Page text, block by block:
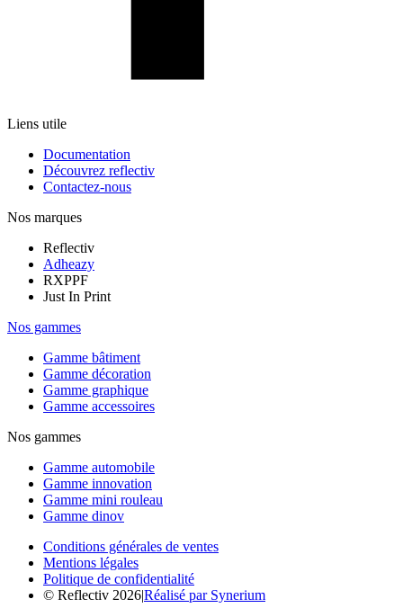
Liens utile
Documentation
Découvrez reflectiv
Contactez-nous
Nos marques
Reflectiv
Adheazy
RXPPF
Just In Print
Nos gammes
Gamme bâtiment
Gamme décoration
Gamme graphique
Gamme accessoires
Nos gammes
Gamme automobile
Gamme innovation
Gamme mini rouleau
Gamme dinov
Conditions générales de ventes
Mentions légales
Politique de confidentialité
© Reflectiv 2026|Réalisé par Synerium